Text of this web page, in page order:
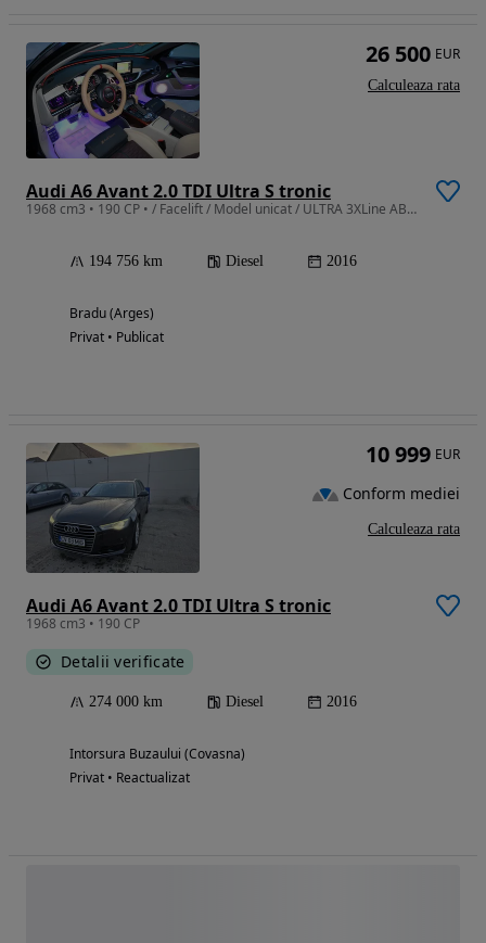
Audi A6 Avant 2.0 TDI Ultra S tronic
1968 cm3 • 190 CP • / Facelift / Model unicat / ULTRA 3XLine ABT Avant
194 756 km Diesel 2016
Bradu (Arges)
Privat • Publicat
26 500 EUR
Calculeaza rata
Audi A6 Avant 2.0 TDI Ultra S tronic
1968 cm3 • 190 CP
Detalii verificate
274 000 km Diesel 2016
Intorsura Buzaului (Covasna)
Privat • Reactualizat
10 999 EUR
Conform mediei
Calculeaza rata